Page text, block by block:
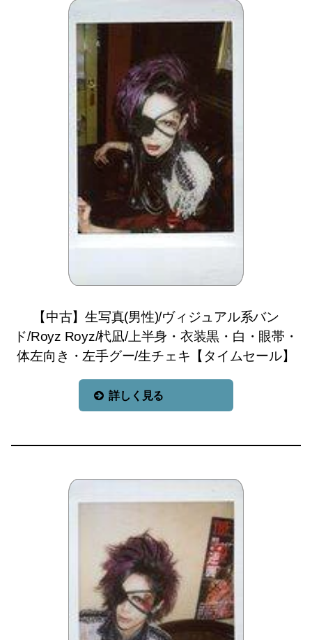
【中古】生写真(男性)/ヴィジュアル系バン
ド/Royz Royz/杙凪/上半身・衣装黒・白・眼帯・
体左向き・左手グー/生チェキ【タイムセール】
詳しく見る